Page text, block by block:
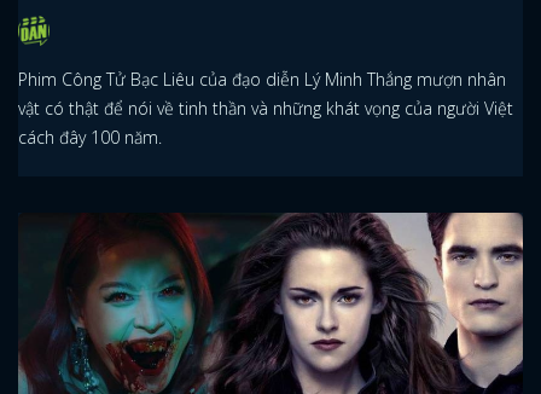
Phim Công Tử Bạc Liêu của đạo diễn Lý Minh Thắng mượn nhân
vật có thật để nói về tinh thần và những khát vọng của người Việt
cách đây 100 năm.